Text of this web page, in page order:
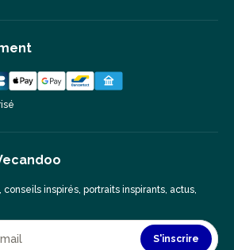
inspirés, portraits inspirants, actus,
S'inscrire